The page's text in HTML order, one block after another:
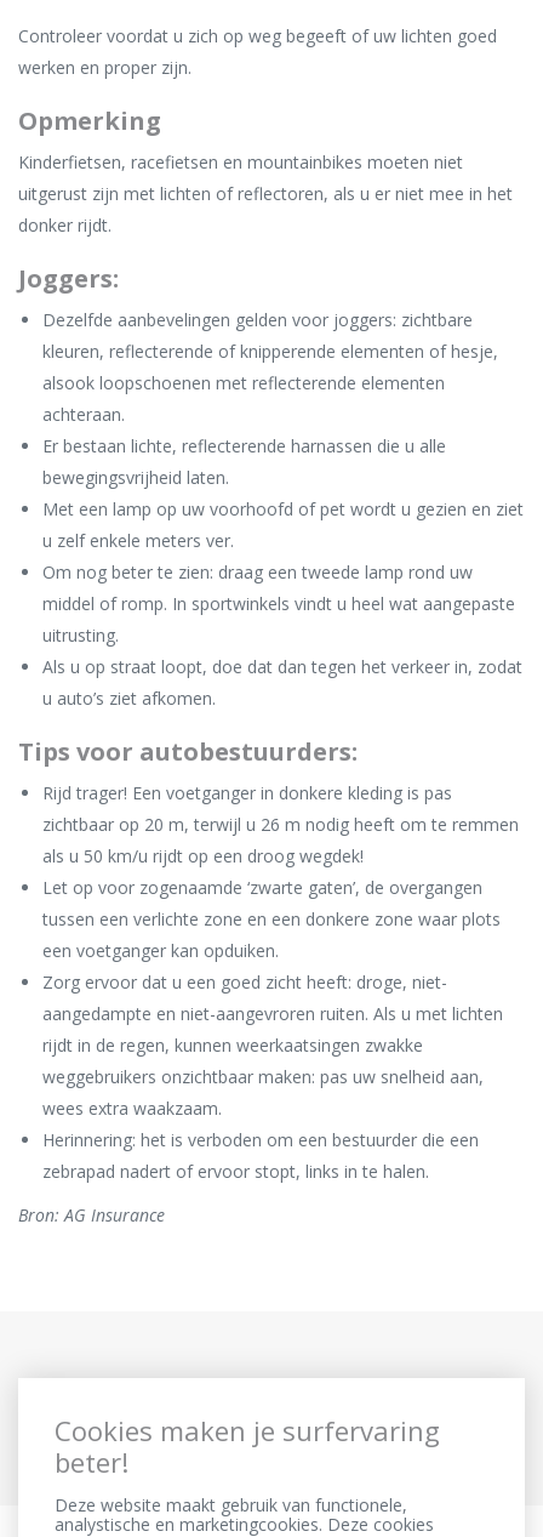
Controleer voordat u zich op weg begeeft of uw lichten goed
werken en proper zijn.
Opmerking
Kinderfietsen, racefietsen en mountainbikes moeten niet
uitgerust zijn met lichten of reflectoren, als u er niet mee in het
donker rijdt.
Joggers:
Dezelfde aanbevelingen gelden voor joggers: zichtbare
kleuren, reflecterende of knipperende elementen of hesje,
alsook loopschoenen met reflecterende elementen
achteraan.
Er bestaan lichte, reflecterende harnassen die u alle
bewegingsvrijheid laten.
Met een lamp op uw voorhoofd of pet wordt u gezien en ziet
u zelf enkele meters ver.
Om nog beter te zien: draag een tweede lamp rond uw
middel of romp. In sportwinkels vindt u heel wat aangepaste
uitrusting.
Als u op straat loopt, doe dat dan tegen het verkeer in, zodat
u auto’s ziet afkomen.
Tips voor autobestuurders:
Rijd trager! Een voetganger in donkere kleding is pas
zichtbaar op 20 m, terwijl u 26 m nodig heeft om te remmen
als u 50 km/u rijdt op een droog wegdek!
Let op voor zogenaamde ‘zwarte gaten’, de overgangen
tussen een verlichte zone en een donkere zone waar plots
een voetganger kan opduiken.
Zorg ervoor dat u een goed zicht heeft: droge, niet-
aangedampte en niet-aangevroren ruiten. Als u met lichten
rijdt in de regen, kunnen weerkaatsingen zwakke
weggebruikers onzichtbaar maken: pas uw snelheid aan,
wees extra waakzaam.
Herinnering: het is verboden om een bestuurder die een
zebrapad nadert of ervoor stopt, links in te halen.
Bron: AG Insurance
Cookies maken je surfervaring
beter!
Deze website maakt gebruik van functionele,
analystische en marketingcookies. Deze cookies